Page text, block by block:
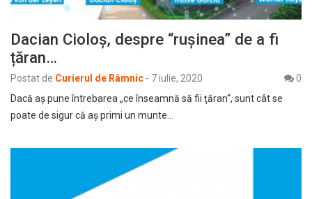
Dacian Cioloș, despre “rușinea” de a fi
țăran…
Postat de Curierul de Râmnic - 7 iulie, 2020
0
Dacă aş pune întrebarea „ce înseamnă să fii ţăran“, sunt cât se
poate de sigur că aş primi un munte…